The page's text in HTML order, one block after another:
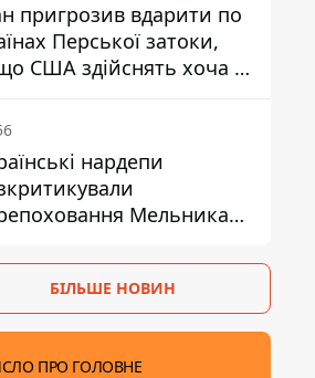
пригрозив вдарити по
Перської затоки,
США здійснять хоча б
атаку - Reuters
нардепи
Мельника
БІЛЬШЕ НОВИН
ПРО ГОЛОВНЕ